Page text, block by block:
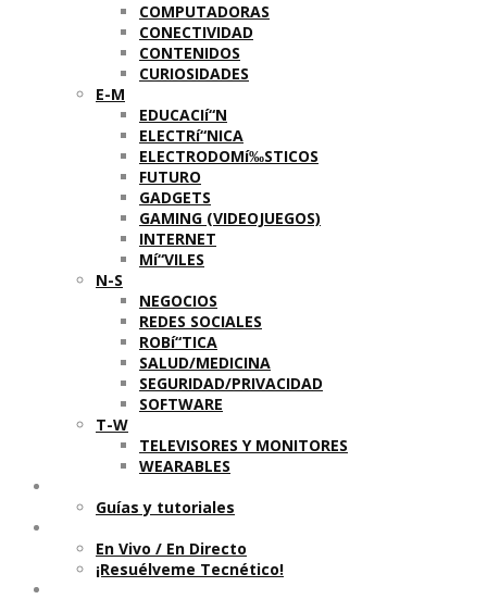
COMPUTADORAS
CONECTIVIDAD
CONTENIDOS
CURIOSIDADES
E-M
EDUCACIí“N
ELECTRí“NICA
ELECTRODOMí‰STICOS
FUTURO
GADGETS
GAMING (VIDEOJUEGOS)
INTERNET
Mí“VILES
N-S
NEGOCIOS
REDES SOCIALES
ROBí“TICA
SALUD/MEDICINA
SEGURIDAD/PRIVACIDAD
SOFTWARE
T-W
TELEVISORES Y MONITORES
WEARABLES
Guí­as y tutoriales
En Vivo / En Directo
¡Resuélveme Tecnético!